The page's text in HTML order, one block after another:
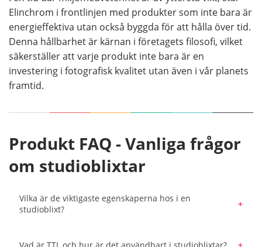
Elinchrom i frontlinjen med produkter som inte bara är
energieffektiva utan också byggda för att hålla över tid.
Denna hållbarhet är kärnan i företagets filosofi, vilket
säkerställer att varje produkt inte bara är en
investering i fotografisk kvalitet utan även i vår planets
framtid.
Produkt FAQ - Vanliga frågor
om studioblixtar
Vilka är de viktigaste egenskaperna hos i en
studioblixt?